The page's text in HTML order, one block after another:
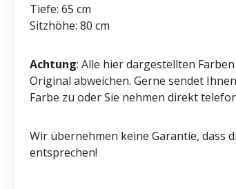
Tiefe: 65 cm
Sitzhöhe: 80 cm
Achtung: Alle hier dargestellten
Original abweichen. Gerne sendet
Farbe zu oder Sie nehmen direkt
Wir übernehmen keine Garantie, dass
entsprechen!